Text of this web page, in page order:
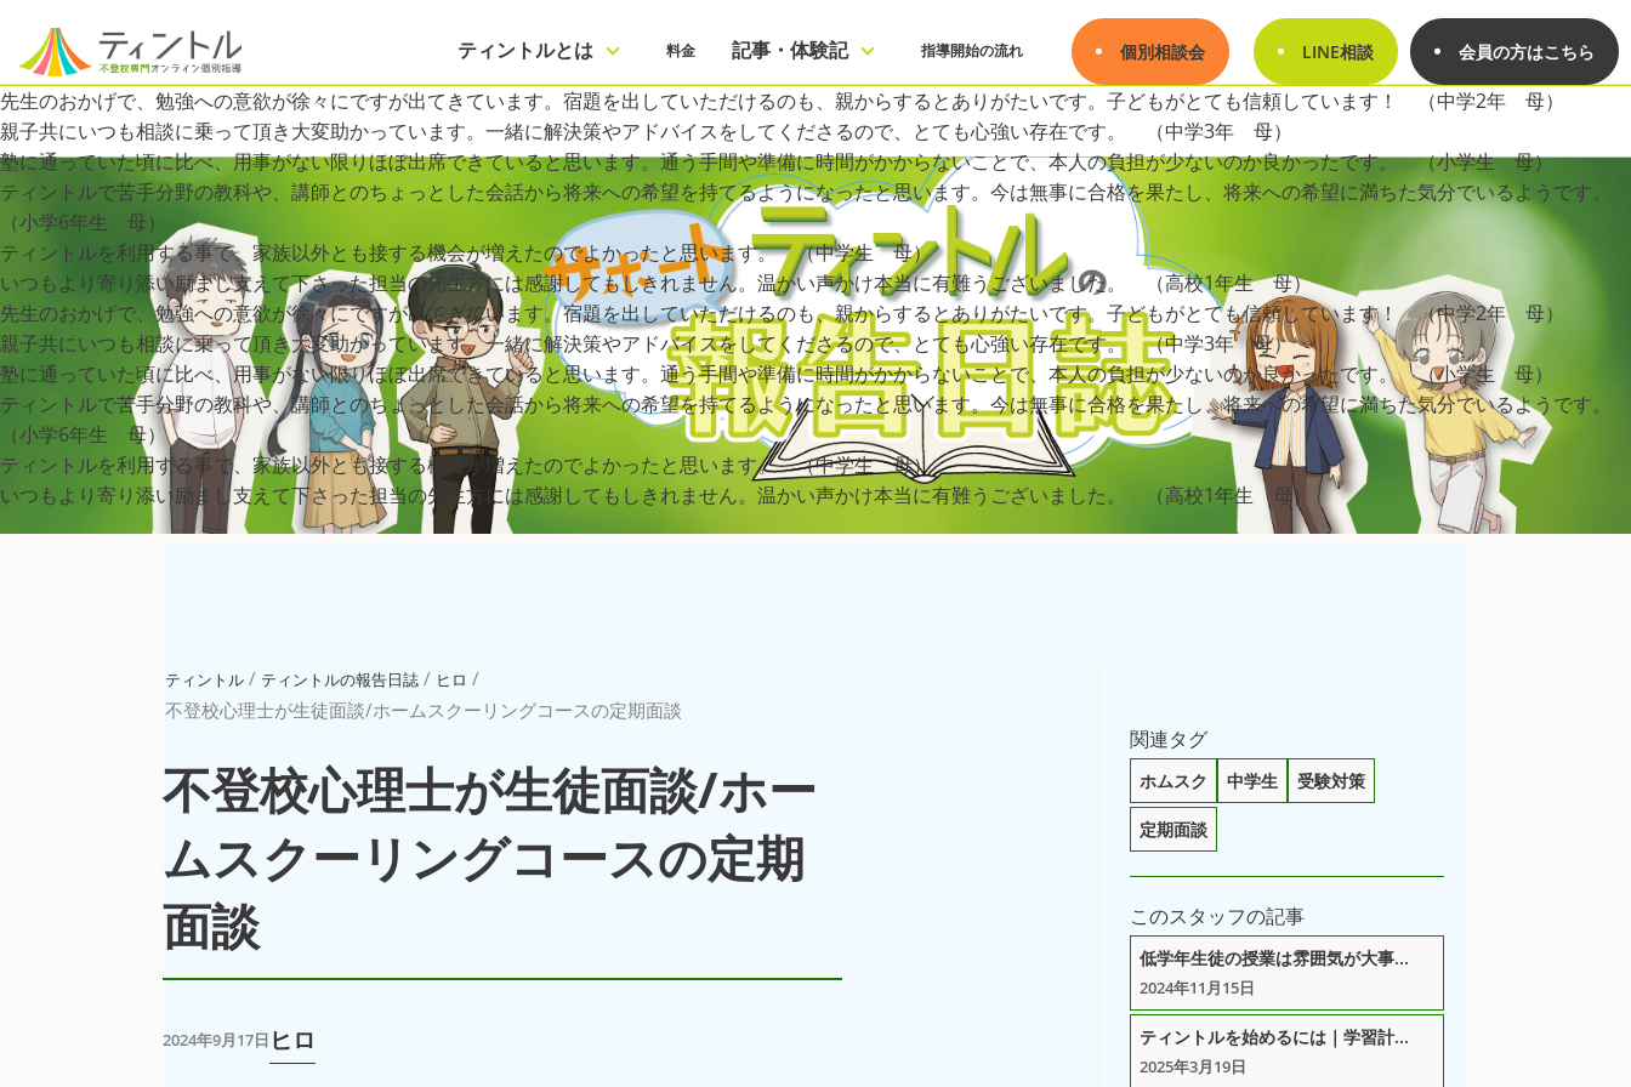
ティントルとは 料金 記事・体験記 指導開始の流れ 個別相談会 LINE相談 会員の方はこちら
先生のおかげで、勉強への意欲が徐々にですが出てきています。宿題を出していただけるのも、親からするとありがたいです。子どもがとても信頼しています！ （中学2年 母）
親子共にいつも相談に乗って頂き大変助かっています。一緒に解決策やアドバイスをしてくださるので、とても心強い存在です。 （中学3年 母）
塾に通っていた頃に比べ、用事がない限りほぼ出席できていると思います。通う手間や準備に時間がかからないことで、本人の負担が少ないのか良かったです。 （小学生 母）
ティントルで苦手分野の教科や、講師とのちょっとした会話から将来への希望を持てるようになったと思います。今は無事に合格を果たし、将来への希望に満ちた気分でいるようです。
（小学6年生 母）
ティントルを利用する事で、家族以外とも接する機会が増えたのでよかったと思います。 （中学生 母）
いつもより寄り添い励まし支えて下さった担当の先生方には感謝してもしきれません。温かい声かけ本当に有難うございました。 （高校1年生 母）
先生のおかげで、勉強への意欲が徐々にですが出てきています。宿題を出していただけるのも、親からするとありがたいです。子どもがとても信頼しています！ （中学2年 母）
親子共にいつも相談に乗って頂き大変助かっています。一緒に解決策やアドバイスをしてくださるので、とても心強い存在です。 （中学3年 母）
塾に通っていた頃に比べ、用事がない限りほぼ出席できていると思います。通う手間や準備に時間がかからないことで、本人の負担が少ないのか良かったです。 （小学生 母）
ティントルで苦手分野の教科や、講師とのちょっとした会話から将来への希望を持てるようになったと思います。今は無事に合格を果たし、将来への希望に満ちた気分でいるようです。
（小学6年生 母）
ティントルを利用する事で、家族以外とも接する機会が増えたのでよかったと思います。 （中学生 母）
いつもより寄り添い励まし支えて下さった担当の先生方には感謝してもしきれません。温かい声かけ本当に有難うございました。 （高校1年生 母）
ティントル / ティントルの報告日誌 / ヒロ /
不登校心理士が生徒面談/ホームスクーリングコースの定期面談
不登校心理士が生徒面談/ホー
ムスクーリングコースの定期
面談
2024年9月17日 ヒロ
関連タグ
ホムスク 中学生 受験対策
定期面談
このスタッフの記事
低学年生徒の授業は雰囲気が大事...
2024年11月15日
ティントルを始めるには｜学習計...
2025年3月19日